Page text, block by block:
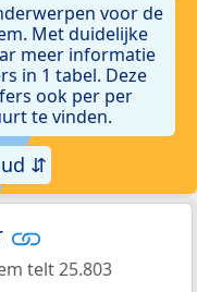
voor de
Met duidelijke
meer informatie
in 1 tabel. Deze
ook per per
te vinden.
⇵
telt 25.803